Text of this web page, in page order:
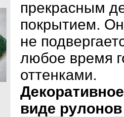
прекрасным
покрытием.
не
любое время
оттенками.
виде